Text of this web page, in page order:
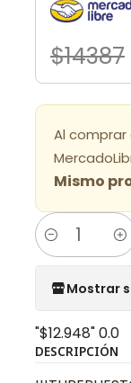
$14387
Al
Mismo
Cantidad
Mostrar
"$12.948"0.0
DESCRIPCIÓN